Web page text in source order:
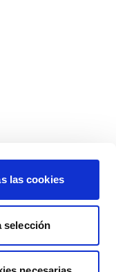
las cookies
selección